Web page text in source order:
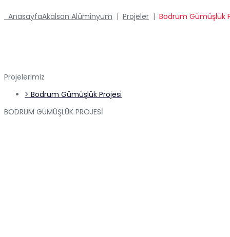
AnasayfaAkalsan Alüminyum | Projeler | Bodrum Gümüşlük
Projelerimiz
> Bodrum Gümüşlük Projesi
BODRUM GÜMÜŞLÜK PROJESİ